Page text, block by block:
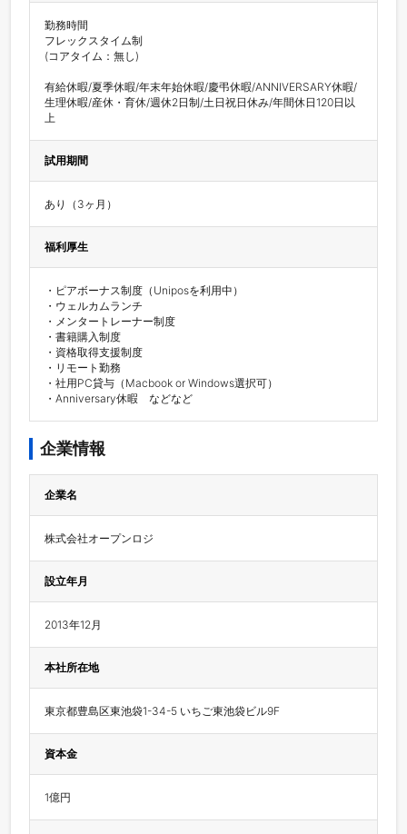
勤務時間
フレックスタイム制
(コアタイム：無し)
有給休暇/夏季休暇/年末年始休暇/慶弔休暇/ANNIVERSARY休暇/
生理休暇/産休・育休/週休2日制/土日祝日休み/年間休日120日以
上
試用期間
あり（3ヶ月）
福利厚生
・ピアボーナス制度（Uniposを利用中）
・ウェルカムランチ
・メンタートレーナー制度
・書籍購入制度
・資格取得支援制度
・リモート勤務
・社用PC貸与（Macbook or Windows選択可）
・Anniversary休暇　などなど
企業情報
企業名
株式会社オープンロジ
設立年月
2013年12月
本社所在地
東京都豊島区東池袋1-34-5 いちご東池袋ビル9F
資本金
1億円